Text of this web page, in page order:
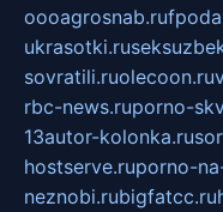
oooagrosnab.ru
ukrasotki.ru
sovratili.ruolecoon.ru
rbc-news.ruporno-
13autor-kolonka.ru
hostserve.ruporno-
neznobi.rubigfatcc.ru